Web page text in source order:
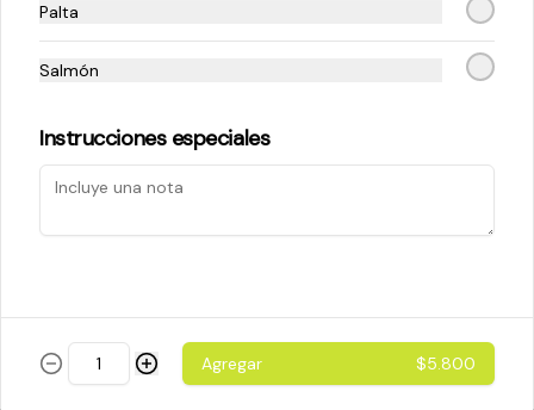
$5.200
$5.800
Palta
Salmón
Instrucciones especiales
Agregar $5.800